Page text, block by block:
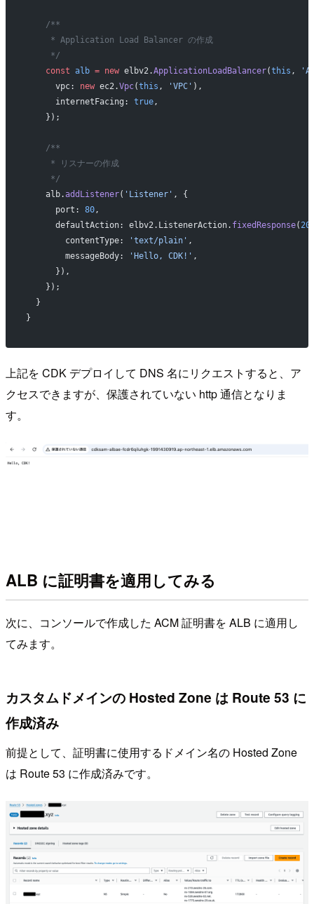
    /**
     * Application Load Balancer の作成
     */
    const
alb = new elbv2.ApplicationLoadBalancer(this ,
      vpc:
new ec2.Vpc(this , 'VPC' ),
      internetFacing:
true,
    });
    /**
     * リスナーの作成
     */
    alb.
addListener( 'Listener' , {
      port:
80,
      defaultAction: elbv2.ListenerAction.
fixedResponse(
        contentType:
'text/plain' ,
        messageBody:
'Hello, CDK!' ,
      }),
    });
  }
}
上記を CDK デプロイして DNS 名にリクエストすると、ア
クセスできますが、保護されていない http 通信となりま
す。
ALB に証明書を適用してみる
次に、コンソールで作成した ACM 証明書を ALB に適用し
てみます。
カスタムドメインの Hosted Zone は Route 53 に
作成済み
前提として、証明書に使用するドメイン名の Hosted Zone
は Route 53 に作成済みです。